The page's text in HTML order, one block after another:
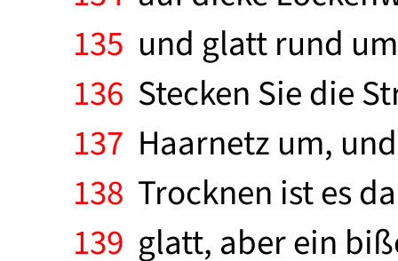
135 und glatt rund
136 Stecken Sie die
137 Haarnetz um,
138 Trocknen ist es
139 glatt, aber ein